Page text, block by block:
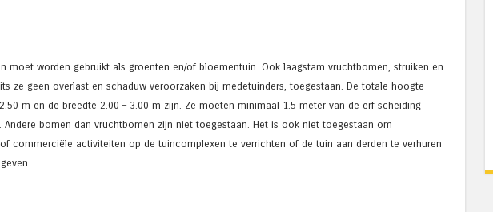
moet worden gebruikt als groenten en/of bloementuin. Ook laagstam vruchtbomen, struiken en
ze geen overlast en schaduw veroorzaken bij medetuinders, toegestaan. De totale hoogte
m en de breedte 2.00 – 3.00 m zijn. Ze moeten minimaal 1.5 meter van de erf scheiding
Andere bomen dan vruchtbomen zijn niet toegestaan. Het is ook niet toegestaan om
commerciële activiteiten op de tuincomplexen te verrichten of de tuin aan derden te verhuren